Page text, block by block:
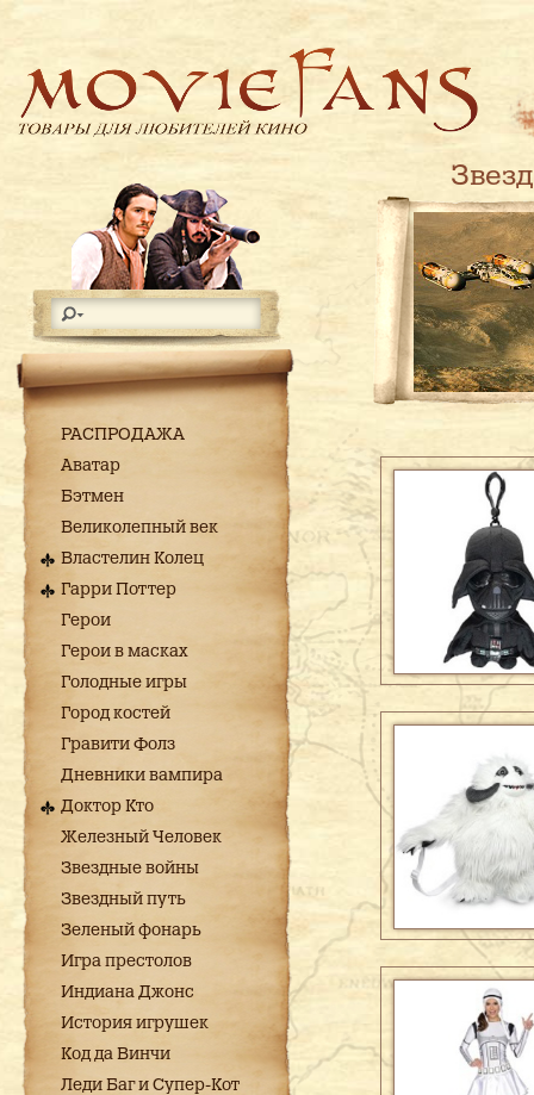
РАСПРОДАЖА
Аватар
Бэтмен
Великолепный век
Властелин Колец
Гарри Поттер
Герои
Герои в масках
Голодные игры
Город костей
Гравити Фолз
Дневники вампира
Доктор Кто
Железный Человек
Звездные войны
Звездный путь
Зеленый фонарь
Игра престолов
Индиана Джонс
История игрушек
Код да Винчи
Леди Баг и Супер-Кот